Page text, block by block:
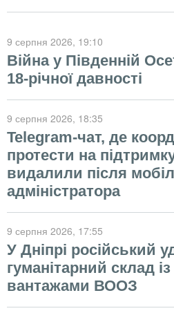
9 серпня 2026, 19:10
Війна у Південній
18-річної давності
9 серпня 2026, 18:35
Telegram-чат, де
протести на
видалили після
адміністратора
9 серпня 2026, 17:55
У Дніпрі російський
гуманітарний склад
вантажами ВООЗ